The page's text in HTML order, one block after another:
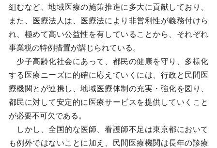
組むなど、地域医療の施策推進に多大に貢献しており、
また、医療法人は、医療法により非営利性が義務付けら
れ、極めて高い公益性を有していることから、それぞれ
事業税の特例措置が講じられている。
少子高齢化社会にあって、都民の健康を守り、多様化
する医療ニーズに的確に応えていくには、行政と民間医
療機関とが連携し、地域医療体制の充実・強化を図り、
都民に対して安定的に医療サービスを提供していくこと
が必要不可欠である。
しかし、全国的な医師、看護師不足は東京都において
も例外ではないことに加え、民間医療機関は長年の診療